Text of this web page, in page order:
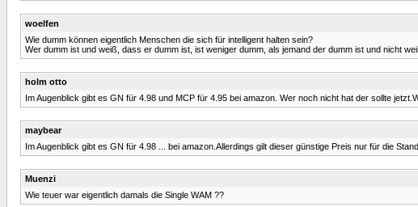
woelfen
Wie dumm können eigentlich Menschen die sich für intelligent halten sein?
Wer dumm ist und weiß, dass er dumm ist, ist weniger dumm, als jemand der dumm ist und nicht
holm otto
Im Augenblick gibt es GN für 4.98 und MCP für 4.95 bei amazon. Wer noch nicht hat der sollte
maybear
Im Augenblick gibt es GN für 4.98 ... bei amazon.Allerdings gilt dieser günstige Preis nur für die
Muenzi
Wie teuer war eigentlich damals die Single WAM ??